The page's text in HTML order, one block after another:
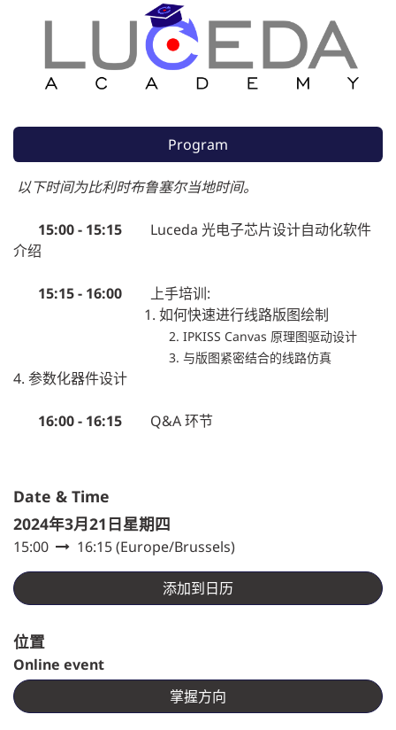
Program
以下时间为比利时布鲁塞尔当地时间。
15:00 - 15:15 Luceda 光电子芯片设计自动化软件
介绍
15:15 - 16:00 上手培训:
1. 如何快速进行线路版图绘制
2. IPKISS Canvas 原理图驱动设计
3. 与版图紧密结合的线路仿真
4. 参数化器件设计
16:00 - 16:15 Q&A 环节
Date & Time
2024年3月21日星期四
15:00 16:15(Europe/Brussels)
添加到日历
位置
Online event
掌握方向